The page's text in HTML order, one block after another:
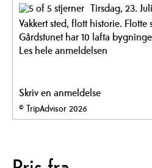
Tirsdag, 23.
Vakkert sted, flott historie.
Gårdstunet har 10 lafta
Les hele anmeldelsen
Skriv en anmeldelse
© TripAdvisor 2026